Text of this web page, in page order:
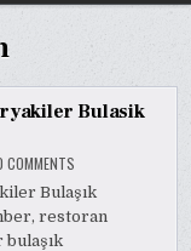
Bulasik
COMMENTS
İCIN
OZTIRYAKILER
BULASIK
Bulaşık
restoran